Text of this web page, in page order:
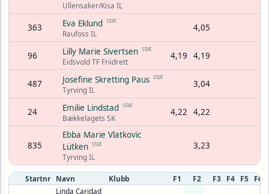
Ullensaker/Kisa IL
363 Eva Eklund stat
Raufoss IL
4,05
96 Lilly Marie Sivertsen stat
Eidsvold TF Friidrett
4,19 4,19
487 Josefine Skretting Paus stat
Tyrving IL
3,04
24 Emilie Lindstad stat
Bækkelagets SK
4,22 4,22
835
Ebba Marie Vlatkovic
Lütken stat
Tyrving IL
3,23
Startnr Navn Klubb F1 F2 F3 F4 F5 F6
Linda Caridad